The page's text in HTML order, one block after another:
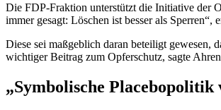
Die FDP-Fraktion unterstützt die Initiative der
immer gesagt: Löschen ist besser als
Diese sei maßgeblich daran beteiligt gewesen,
wichtiger Beitrag zum Opferschutz, sagte
„Symbolische Placebopolitik